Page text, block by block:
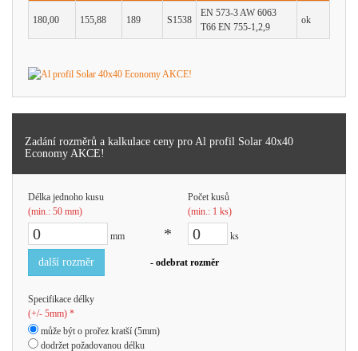
180,00 155,88 189 S1538
EN 573-3 AW 6063
T66 EN 755-1,2,9
ok
Zadání rozměrů a kalkulace ceny pro Al profil Solar 40x40
Economy AKCE!
Délka jednoho kusu
(min.: 50 mm)
Počet kusů
(min.: 1 ks)
mm * ks
další rozměr - odebrat rozměr
Specifikace délky
(+/- 5mm) *
může být o prořez kratší (5mm)
dodržet požadovanou délku